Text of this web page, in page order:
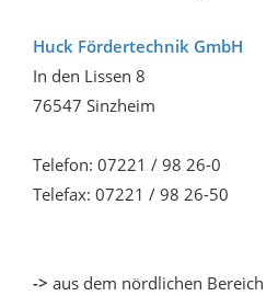
Huck Fördertechnik GmbH
In den Lissen 8
76547 Sinzheim
Telefon: 07221 / 98 26-0
Telefax: 07221 / 98 26-50
-> aus dem nördlichen Bereich